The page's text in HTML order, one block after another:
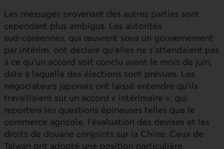
Les messages provenant des autres parties sont
cependant plus ambigus. Les autorités
sud‑coréennes, qui œuvrent sous un gouvernement
par intérim, ont déclaré qu’elles ne s’attendaient pas
à ce qu’un accord soit conclu avant le mois de juin,
date à laquelle des élections sont prévues. Les
négociateurs japonais ont laissé entendre qu’ils
travaillaient sur un accord « intérimaire », qui
reportera les questions épineuses telles que le
commerce agricole, l’évaluation des devises et les
droits de douane conjoints sur la Chine. Ceux de
Taïwan ont adopté une position particulière,